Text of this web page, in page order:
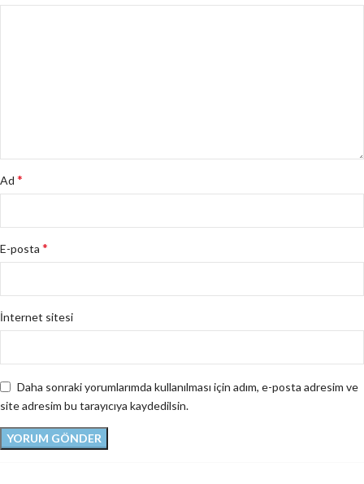
Ad *
E-posta *
İnternet sitesi
Daha sonraki yorumlarımda kullanılması için adım, e-posta adresim ve
site adresim bu tarayıcıya kaydedilsin.